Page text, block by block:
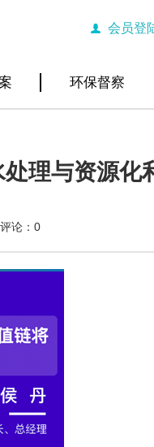
会员登
环保督察
理与资源化
评论：0